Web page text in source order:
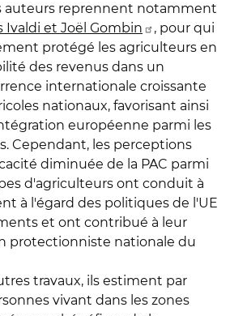
auteurs reprennent notamment
Ivaldi et Joël Gombin
, pour qui
protégé les agriculteurs en
des revenus dans un
internationale croissante
nationaux, favorisant ainsi
européenne parmi les
Cependant, les perceptions
diminuée de la PAC parmi
d'agriculteurs ont conduit à
à l'égard des politiques de l'UE
et ont contribué à leur
protectionniste nationale du
travaux, ils estiment par
vivant dans les zones